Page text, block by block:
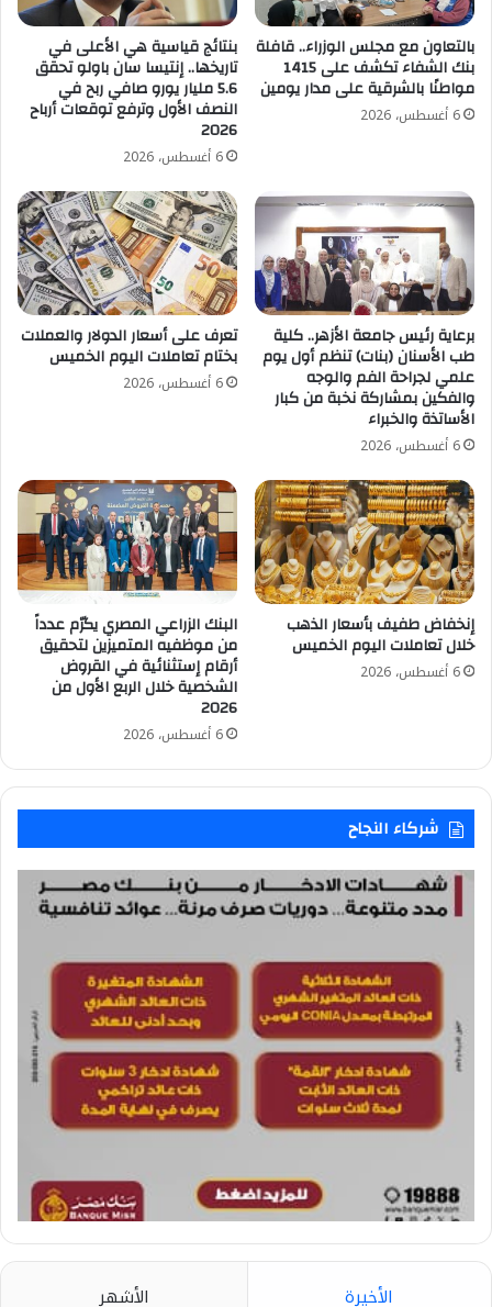
بالتعاون مع مجلس الوزراء.. قافلة
بنك الشفاء تكشف على 1415
مواطنًا بالشرقية على مدار يومين
6 أغسطس، 2026
بنتائج قياسية هي الأعلى في
تاريخها.. إنتيسا سان باولو تحقق
5.6 مليار يورو صافي ربح في
النصف الأول وترفع توقعات أرباح
2026
6 أغسطس، 2026
برعاية رئيس جامعة الأزهر.. كلية
طب الأسنان (بنات) تنظم أول يوم
علمي لجراحة الفم والوجه
والفكين بمشاركة نخبة من كبار
الأساتذة والخبراء
6 أغسطس، 2026
تعرف على أسعار الدولار والعملات
بختام تعاملات اليوم الخميس
6 أغسطس، 2026
إنخفاض طفيف بأسعار الذهب
خلال تعاملات اليوم الخميس
6 أغسطس، 2026
البنك الزراعي المصري يكرّم عدداً
من موظفيه المتميزين لتحقيق
أرقام إستثنائية في القروض
الشخصية خلال الربع الأول من
2026
6 أغسطس، 2026
شركاء النجاح
الأخيرة الأشهر